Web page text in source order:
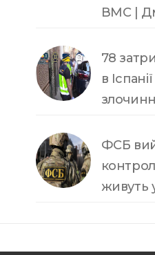
ВМС |
78
в
ФСБ
живуть